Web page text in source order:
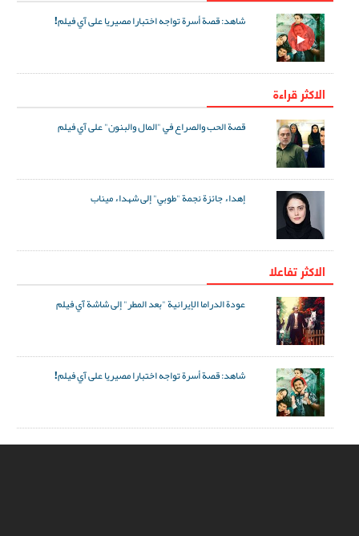
شاهد: قصة أسرة تواجه اختبارا مصيريا على آي فيلم!
الاكثر قراءة
قصة الحب والصراع في "المال والبنون" على آي فيلم
إهداء جائزة نجمة "طوبي" إلى شهداء ميناب
الاکثر تفاعلا
عودة الدراما الإيرانية "بعد المطر" إلى شاشة آي فيلم
شاهد: قصة أسرة تواجه اختبارا مصيريا على آي فيلم!